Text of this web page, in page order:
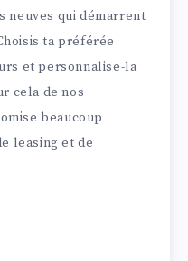
neuves qui démarrent
ta préférée
et personnalise-la
cela de nos
beaucoup
leasing et de